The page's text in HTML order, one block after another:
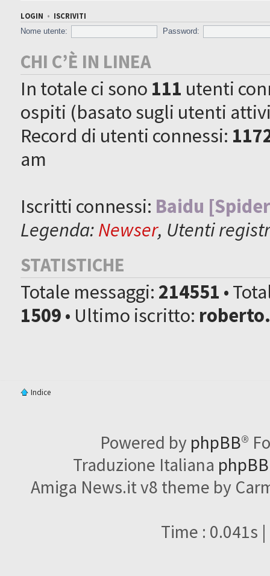
LOGIN • ISCRIVITI
Nome utente:
Password:
CHI C’È IN LINEA
In totale ci sono 111 utenti
ospiti (basato sugli utenti
Record di utenti connessi:
am
Iscritti connessi: Baidu
Legenda:Newser, Utenti
STATISTICHE
Totale messaggi: 214551 •
1509• Ultimo iscritto:
Indice
Powered by phpBB®
Traduzione Italiana
Amiga News.it v8 theme by
Time : 0.041s